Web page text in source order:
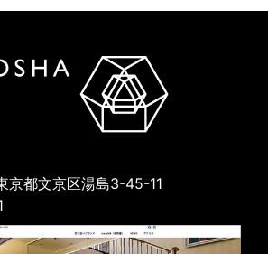
京都文京区湯島3-45-11